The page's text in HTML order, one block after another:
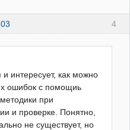
4
и интересует, как можно
ошибок с помощиь
при
и проверке. Понятно,
не существует, но